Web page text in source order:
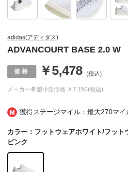
獲得ステージマイル：最大270マイ
adidas(アディダス)
ADVANCOURT BASE 2.0 W
メーカー希望小売価格 ￥7,150(税込)
￥5,478 (税込)
カラー：フットウェアホワイト/フット
ピンク